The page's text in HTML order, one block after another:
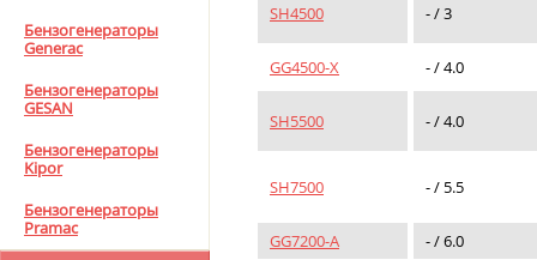
Бензогенераторы
Generac
Бензогенераторы
GESAN
Бензогенераторы
Kipor
Бензогенераторы
Pramaс
SH4500 - / 3
GG4500-Х - / 4.0
SH5500 - / 4.0
SH7500 - / 5.5
GG7200-A
- / 6.0